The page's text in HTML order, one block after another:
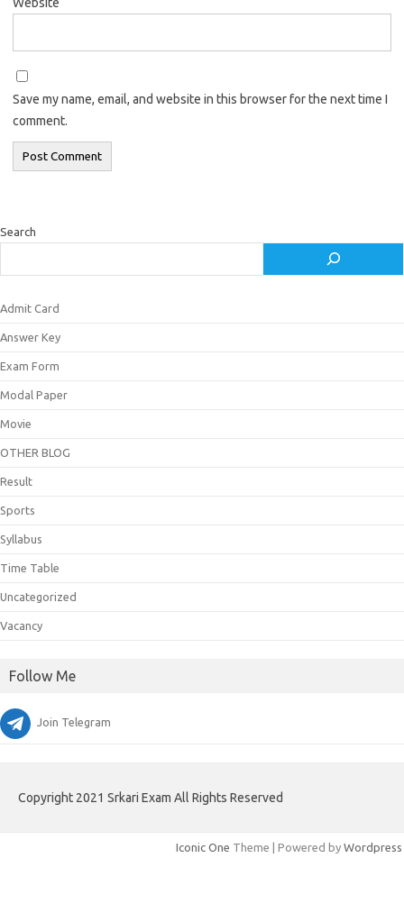
Save my name, email, and website in this browser for the next time I
comment.
Search
Admit Card
Answer Key
Exam Form
Modal Paper
Movie
OTHER BLOG
Result
Sports
Syllabus
Time Table
Uncategorized
Vacancy
Follow Me
Join Telegram
Copyright 2021 Srkari Exam All Rights Reserved
Iconic One Theme | Powered by Wordpress